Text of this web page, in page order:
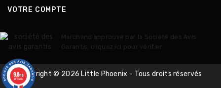
VOTRE COMPTE
Marchand approuvé par la Société des Avis
Garantis, cliquez ici pour vérifier.
Copyright © 2026 Little Phoenix - Tous droits réservés
9.8/10
1413 avis